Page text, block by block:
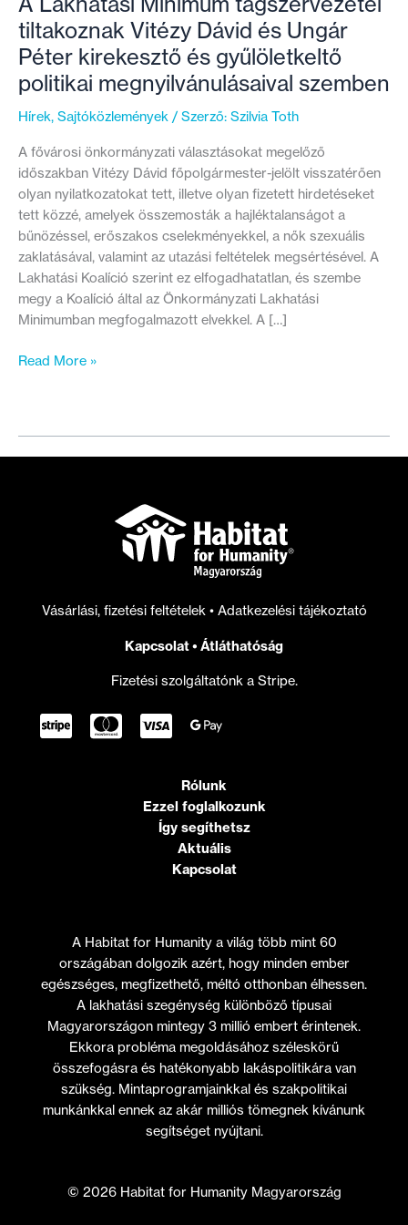
tiltakoznak Vitézy Dávid és Ungár
Péter kirekesztő és gyűlöletkeltő
politikai megnyilvánulásaival szemben
Hírek, Sajtóközlemények / Szerző: Szilvia Toth
A fővárosi önkormányzati választásokat megelőző
időszakban Vitézy Dávid főpolgármester-jelölt visszatérően
olyan nyilatkozatokat tett, illetve olyan fizetett hirdetéseket
tett közzé, amelyek összemosták a hajléktalanságot a
bűnözéssel, erőszakos cselekményekkel, a nők szexuális
zaklatásával, valamint az utazási feltételek megsértésével. A
Lakhatási Koalíció szerint ez elfogadhatatlan, és szembe
megy a Koalíció által az Önkormányzati Lakhatási
Minimumban megfogalmazott elvekkel. A […]
A
gyűlöletkeltő
megnyilvánulásaival
Read More »
Vásárlási, fizetési feltételek • Adatkezelési tájékoztató
Kapcsolat• Átláthatóság
Fizetési szolgáltatónk a Stripe.
Rólunk
Ezzel foglalkozunk
Így segíthetsz
Aktuális
Kapcsolat
A Habitat for Humanity a világ több mint 60
országában dolgozik azért, hogy minden ember
egészséges, megfizethető, méltó otthonban élhessen.
A lakhatási szegénység különböző típusai
Magyarországon mintegy 3 millió embert érintenek.
Ekkora probléma megoldásához széleskörű
összefogásra és hatékonyabb lakáspolitikára van
szükség. Mintaprogramjainkkal és szakpolitikai
munkánkkal ennek az akár milliós tömegnek kívánunk
segítséget nyújtani.
© 2026 Habitat for Humanity Magyarország